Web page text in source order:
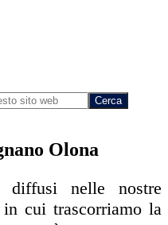
Olona
nelle nostre
cui trascorriamo la